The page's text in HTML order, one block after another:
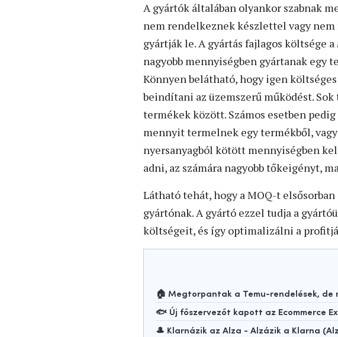
A gyártók általában olyankor szabnak
nem rendelkeznek készlettel vagy
gyártják le. A gyártás fajlagos költsége a
nagyobb mennyiségben gyártanak egy
Könnyen belátható, hogy igen
beindítani az üzemszerű működést.
termékek között. Számos esetben
mennyit termelnek egy termékből, vagy
nyersanyagból kötött mennyiségben
adni, az számára nagyobb tőkeigényt,
Látható tehát, hogy a MOQ-t
gyártónak. A gyártó ezzel tudja a
költségeit, és így optimalizálni a
🏠 Megtorpantak a Temu-rendelések,
🐟 Új főszervezőt kapott az Ecommerce
🎩 Klarnázik az Alza - Alzázik a Klarna